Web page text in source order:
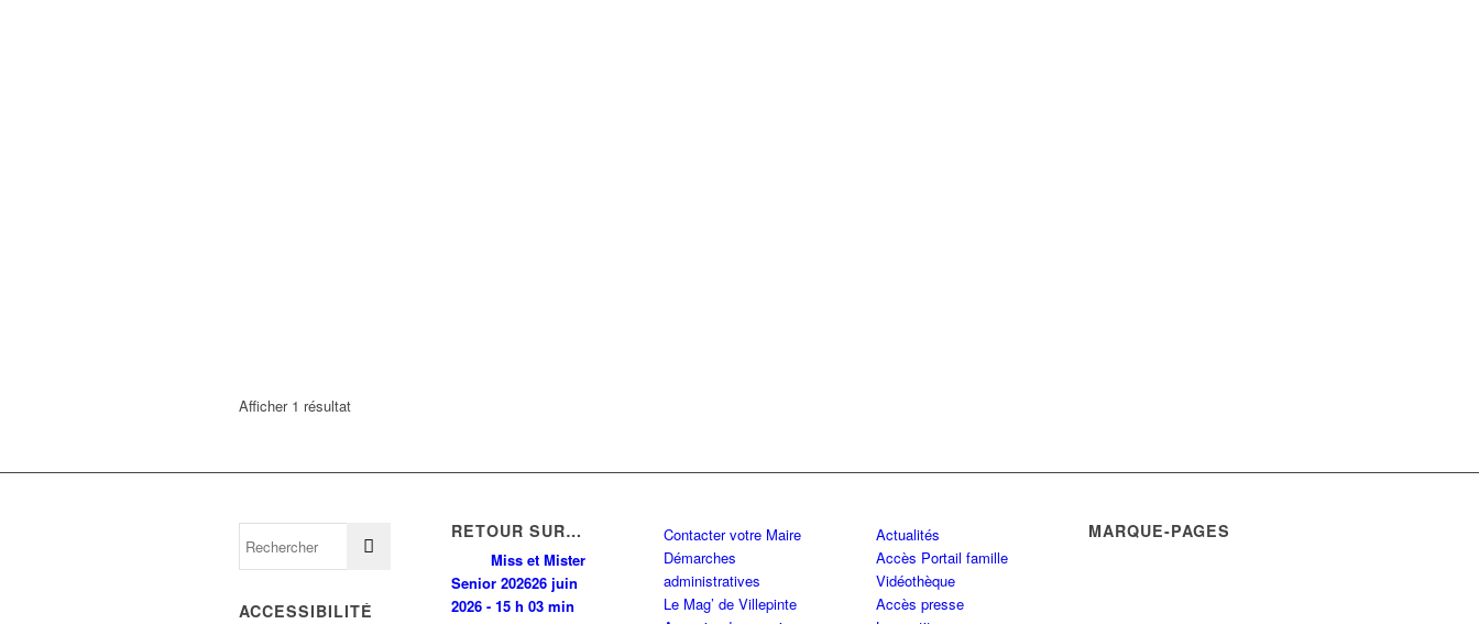
Afficher 1 résultat
ACCESSIBILITÉ
RETOUR SUR…
Miss et Mister
Senior 202626 juin
2026 - 15 h 03 min
Contacter votre Maire
Démarches
administratives
Le Mag’ de Villepinte
Actualités
Accès Portail famille
Vidéothèque
Accès presse
MARQUE-PAGES